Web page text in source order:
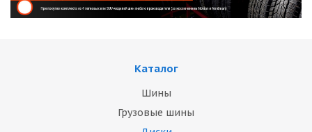
Каталог
Шины
Грузовые шины